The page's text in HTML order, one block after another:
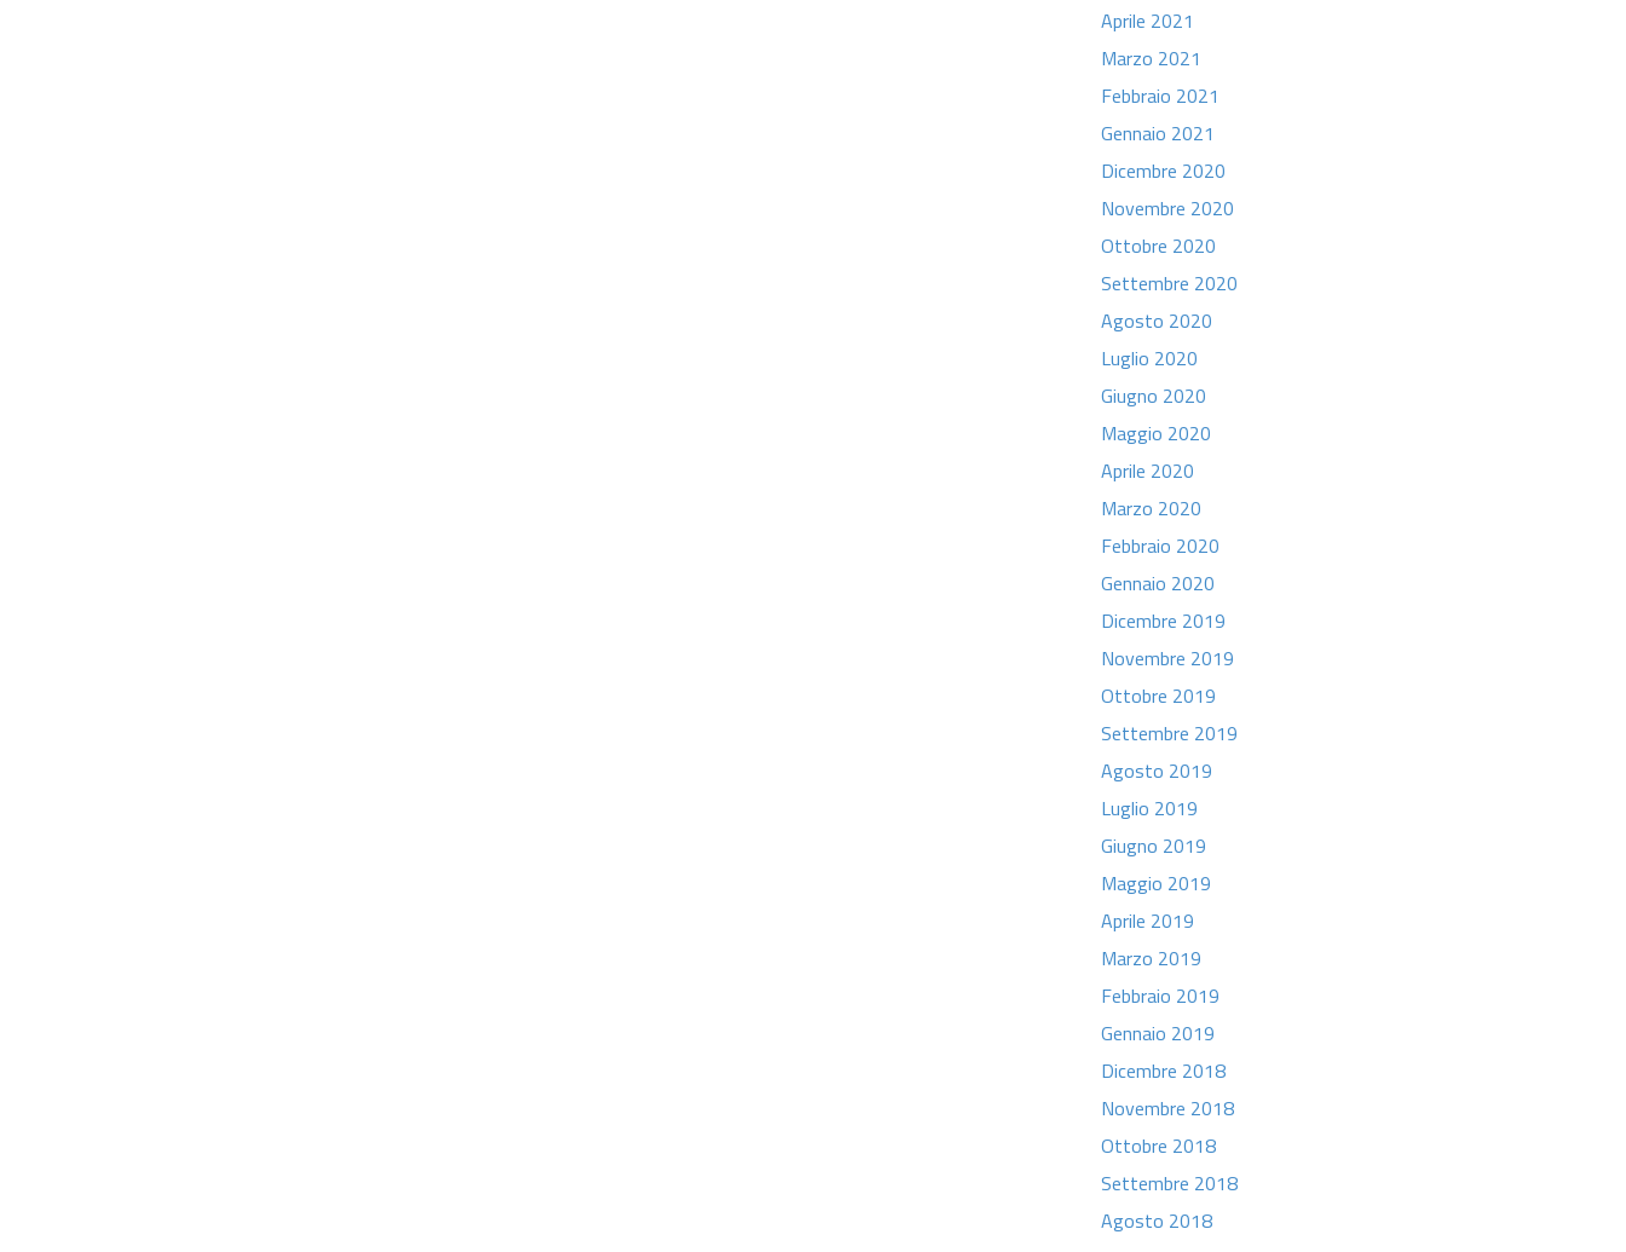
Aprile 2021
Marzo 2021
Febbraio 2021
Gennaio 2021
Dicembre 2020
Novembre 2020
Ottobre 2020
Settembre 2020
Agosto 2020
Luglio 2020
Giugno 2020
Maggio 2020
Aprile 2020
Marzo 2020
Febbraio 2020
Gennaio 2020
Dicembre 2019
Novembre 2019
Ottobre 2019
Settembre 2019
Agosto 2019
Luglio 2019
Giugno 2019
Maggio 2019
Aprile 2019
Marzo 2019
Febbraio 2019
Gennaio 2019
Dicembre 2018
Novembre 2018
Ottobre 2018
Settembre 2018
Agosto 2018